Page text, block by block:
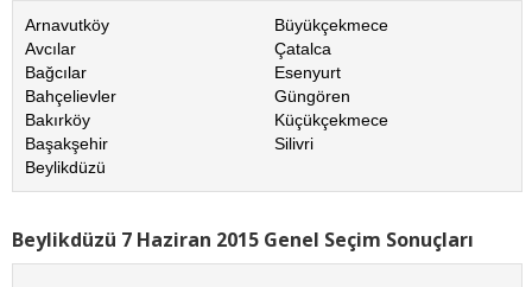
Arnavutköy
Avcılar
Bağcılar
Bahçelievler
Bakırköy
Başakşehir
Beylikdüzü
Büyükçekmece
Çatalca
Esenyurt
Güngören
Küçükçekmece
Silivri
Beylikdüzü 7 Haziran 2015 Genel Seçim Sonuçları